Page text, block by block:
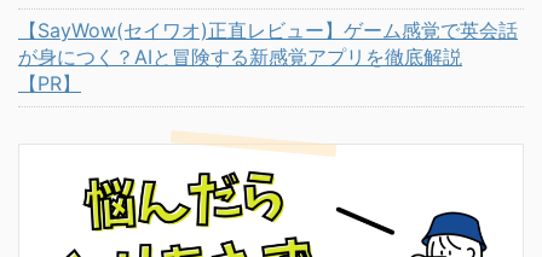
【SayWow(セイワオ)正直レビュー】ゲーム感覚で英会話
が身につく？AIと冒険する新感覚アプリを徹底解説
【PR】